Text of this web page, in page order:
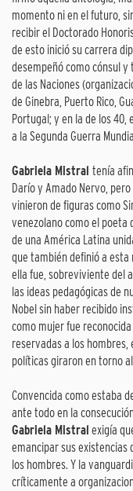
momento ni en el futuro,
recibir el Doctorado
de esto inició su carrera
desempeñó como cónsul
de las Naciones
de Ginebra, Puerto Rico,
Portugal; y en la de los
a la Segunda Guerra
Gabriela Mistral tenía
Darío y Amado Nervo,
vinieron de figuras como
venezolano como el poeta
de una América Latina
que también definió a
ella fue, sobreviviente del
las ideas pedagógicas de
Nobel sin haber recibido
como mujer fue
reservadas a los
políticas giraron en torno
Convencida como estaba
ante todo en la
Gabriela Mistral exigía
emancipar sus existencias
los hombres. Y la
críticamente a